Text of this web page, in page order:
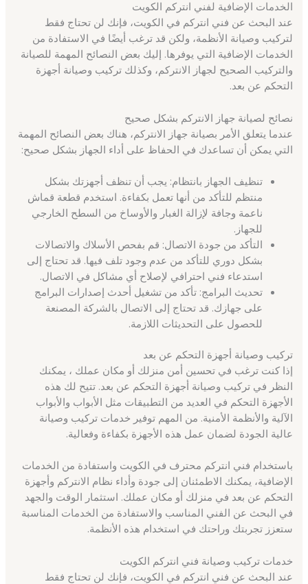
الخدمات الإضافية لفني انتركم الكويت
عند البحث عن فني انتركم في الكويت، فإنك لن تحتاج فقط
لتركيب وصيانة الأنظمة، ولكن قد ترغب أيضًا في الاستفادة من
الخدمات الإضافية التي يوفرها. إليك بعض النصائح المهمة للصيانة
والتركيب الصحيح لجهاز الانتركم، وكذلك تركيب وصيانة أجهزة
التحكم عن بعد.
نصائح لصيانة جهاز الانتركم بشكل صحيح
عندما يتعلق الأمر بصيانة جهاز الانتركم، هناك بعض النصائح المهمة
التي يمكن أن تساعدك في الحفاظ على أداء الجهاز بشكل صحيح:
تنظيف الجهاز بانتظام: يجب أن تنظف أجهزتك بشكل
منتظم للتأكد من أنها تعمل بكفاءة. استخدم قطعة قماش
ناعمة وجافة لإزالة الغبار والأوساخ من السطح الخارجي
للجهاز.
التأكد من جودة الاتصال: قم بفحص الأسلاك والاتصالات
بشكل دوري للتأكد من عدم وجود تلف فيها. قد تحتاج إلى
استدعاء فني احترافي لإصلاح أي مشاكل في الاتصال.
تحديث البرامج: تأكد من تشغيل أحدث إصدارات البرامج
على جهازك. قد تحتاج إلى الاتصال بالشركة المصنعة
للحصول على التحديثات اللازمة.
تركيب وصيانة أجهزة التحكم عن بعد
إذا كنت ترغب في تحسين أمن منزلك أو مكان عملك ، يمكنك
النظر في تركيب وصيانة أجهزة التحكم عن بعد. تتيح لك هذه
الأجهزة التحكم في العديد من التطبيقات مثل الأبواب والأبواب
الآلية والأنظمة الأمنية. من المهم توفير خدمات تركيب وصيانة
عالية الجودة لضمان عمل هذه الأجهزة بكفاءة وفعالية.
باستخدام فني انتركم محترف في الكويت واستفادة من الخدمات
الإضافية، يمكنك الاطمئنان إلى جودة وأداء نظام الانتركم وأجهزة
التحكم عن بعد في منزلك أو مكان عملك. استثمار الوقت والجهد
في البحث عن الفني المناسب والاستفادة من الخدمات المناسبة
ستعزز تجربتك وراحتك في استخدام هذه الأنظمة.
خدمات تركيب وصيانة فني انتركم الكويت
عند البحث عن فني انتركم في الكويت، فإنك لن تحتاج فقط